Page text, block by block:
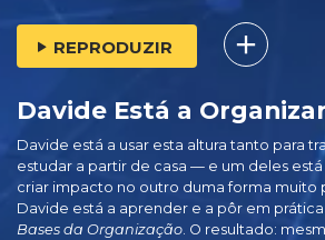
REPRODUZIR
Davide Está a
Davide está a usar esta altura tanto para
estudar a partir de casa — e um deles
criar impacto no outro duma forma muito
Davide está a aprender e a pôr em
Bases da Organização . O resultado: